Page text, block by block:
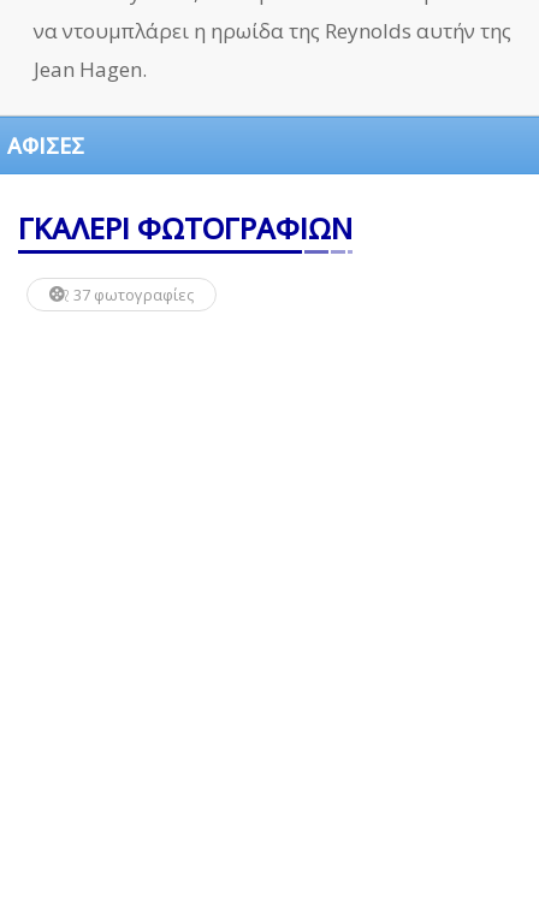
να ντουμπλάρει η ηρωίδα της Reynolds αυτήν της
Jean Hagen.
ΑΦΙΣΕΣ
ΓΚΑΛΕΡΙ ΦΩΤΟΓΡΑΦΙΩΝ
37 φωτογραφίες